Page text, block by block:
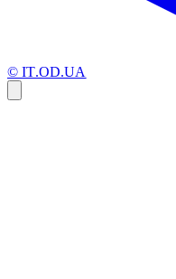
© IT.OD.UA